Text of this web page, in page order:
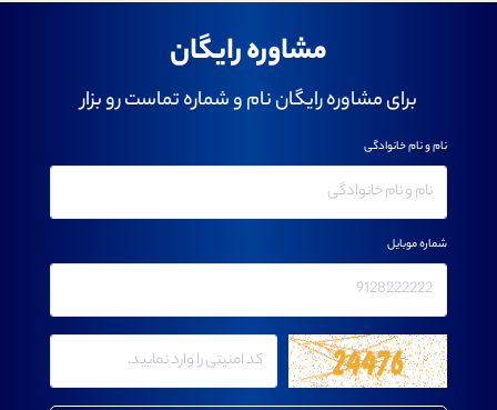
مشاوره رایگان
برای مشاوره رایگان نام و شماره تماست رو بزار
نام و نام خانوادگی
شماره موبایل